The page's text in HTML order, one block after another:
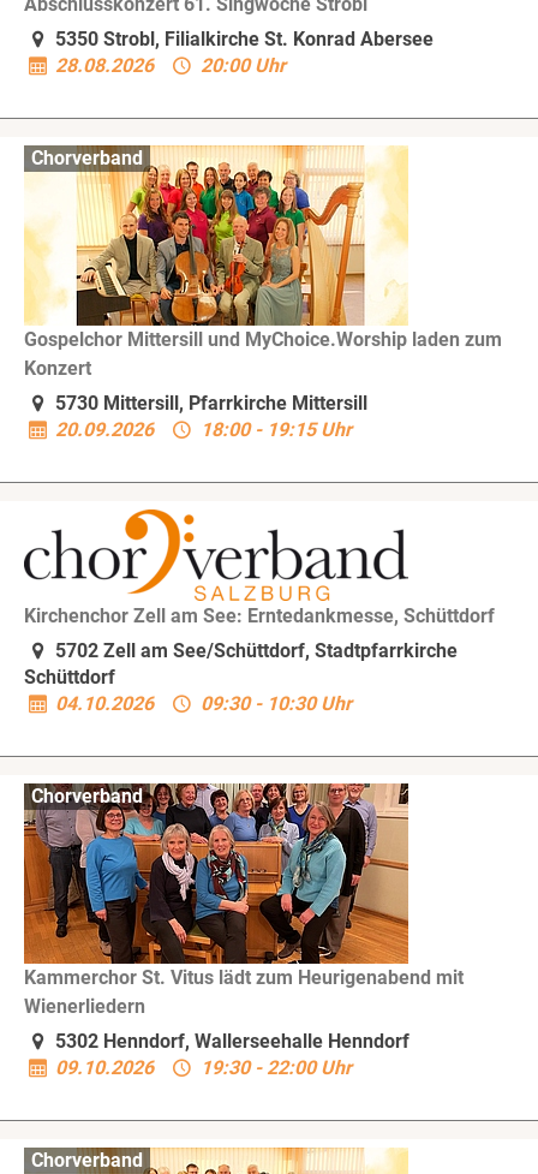
Abschlusskonzert 61. Singwoche Strobl
5350 Strobl, Filialkirche St. Konrad Abersee
28.08.2026
20:00 Uhr
Chorverband
Gospelchor Mittersill und MyChoice.Worship laden zum
Konzert
5730 Mittersill, Pfarrkirche Mittersill
20.09.2026
18:00 - 19:15 Uhr
Kirchenchor Zell am See: Erntedankmesse, Schüttdorf
5702 Zell am See/Schüttdorf, Stadtpfarrkirche
Schüttdorf
04.10.2026
09:30 - 10:30 Uhr
Chorverband
Kammerchor St. Vitus lädt zum Heurigenabend mit
Wienerliedern
5302 Henndorf, Wallerseehalle Henndorf
09.10.2026
19:30 - 22:00 Uhr
Chorverband